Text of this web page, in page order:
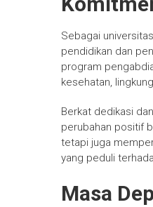
Sebagai
pendidikan dan
program
kesehatan,
Berkat dedikasi
perubahan positif
tetapi juga
yang peduli
Masa